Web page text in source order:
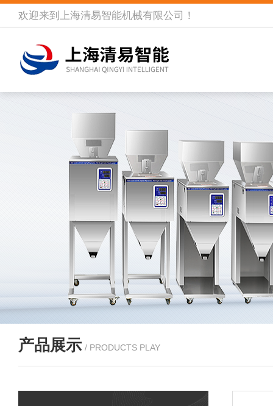
欢迎来到 上海清易智能机械有限公司 ！
产品展示 / PRODUCTS PLAY